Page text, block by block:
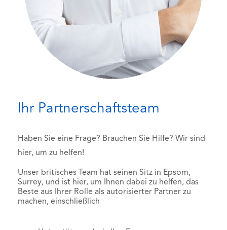
Ihr Partnerschaftsteam
Haben Sie eine Frage? Brauchen Sie Hilfe? Wir sind
hier, um zu helfen!
Unser britisches Team hat seinen Sitz in Epsom,
Surrey, und ist hier, um Ihnen dabei zu helfen, das
Beste aus Ihrer Rolle als autorisierter Partner zu
machen, einschließlich